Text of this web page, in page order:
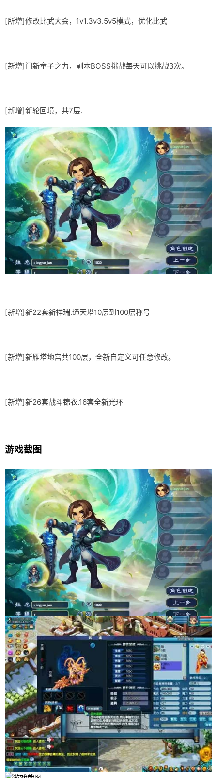
[所增]修改比武大会，1v1.3v3.5v5模式，优化比武
[新增]门新童子之力，副本BOSS挑战每天可以挑战3次。
[新增]新轮回境，共7层.
[新増]新22套新祥瑞.通天塔10层到100层称号
[新增]新雁塔地宫共100层，全新自定义可任意修改。
[新增]新26套战斗锦衣.16套全新光环.
游戏截图